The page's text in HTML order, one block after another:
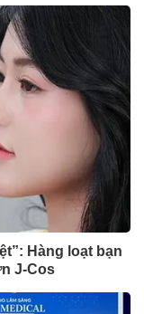
Hàng loạt bạn
J-Cos